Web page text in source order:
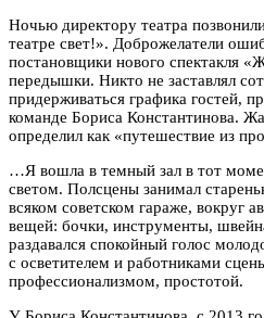
Ночью директору театра
театре свет!». Доброжелатели
постановщики нового спектакля
передышки. Никто не заставлял
придерживаться графика гостей,
команде Бориса Константинова.
определил как «путешествие из
…Я вошла в темный зал в тот
светом. Полсцены занимал
всяком советском гараже, вокруг
вещей: бочки, инструменты,
раздавался спокойный голос
с осветителем и работниками
профессионализмом, простотой.